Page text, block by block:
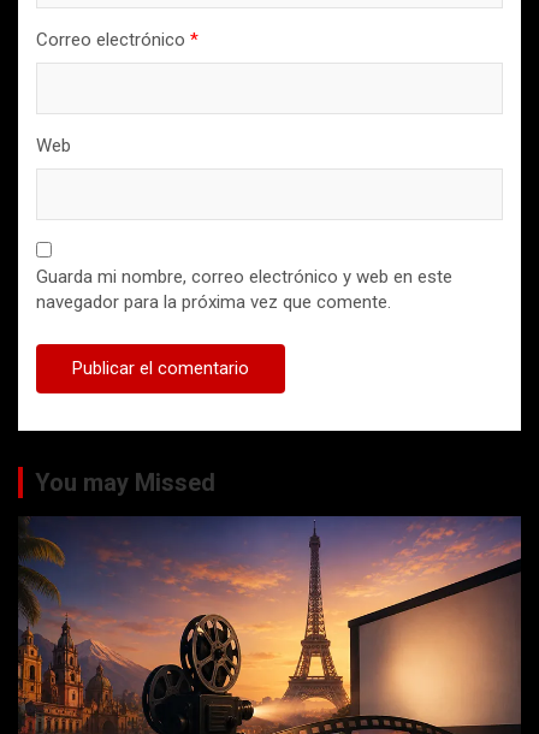
Correo electrónico *
Web
Guarda mi nombre, correo electrónico y web en este
navegador para la próxima vez que comente.
You may Missed